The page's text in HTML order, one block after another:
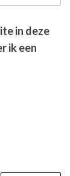
in deze
ik een